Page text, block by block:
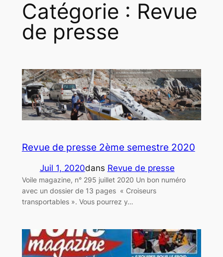
Catégorie : Revue
de presse
Revue de presse 2ème semestre 2020
Juil 1, 2020dans Revue de presse
Voile magazine, n° 295 juillet 2020 Un bon numéro
avec un dossier de 13 pages « Croiseurs
transportables ». Vous pourrez y…